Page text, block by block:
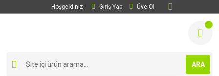
Hoşgeldiniz Giriş Yap Üye Ol
ARA